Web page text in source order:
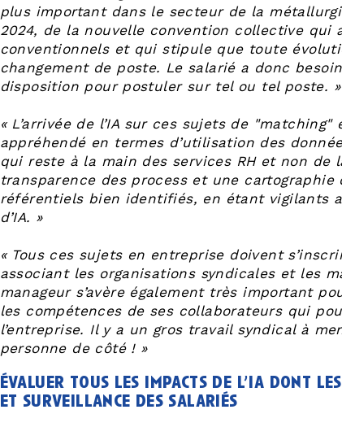
plus important dans le secteur de la
2024, de la nouvelle convention collective
conventionnels et qui stipule que toute
changement de poste. Le salarié a donc
disposition pour postuler sur tel ou tel poste. »
« L’arrivée de l’IA sur ces sujets de
appréhendé en termes d’utilisation des
qui reste à la main des services RH et non
transparence des process et une
référentiels bien identifiés, en étant vigilants
d’IA. »
« Tous ces sujets en entreprise doivent
associant les organisations syndicales et les
manageur s’avère également très important
les compétences de ses collaborateurs qui
l’entreprise. Il y a un gros travail syndical à
personne de côté ! »
évaluer tous les impacts de l’ia dont
et surveillance des salariés